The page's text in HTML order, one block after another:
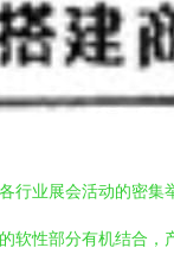
行业展会活动的密
软性部分有机结合，